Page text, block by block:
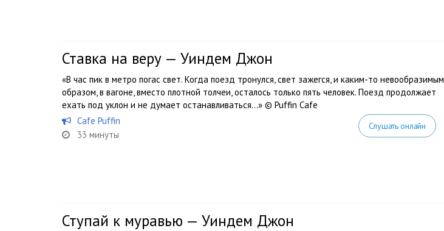
Ставка на веру — Уиндем Джон
«В час пик в метро погас свет. Когда поезд тронулся, свет зажегся, и каким-то невообразимым
образом, в вагоне, вместо плотной толчеи, осталось только пять человек. Поезд продолжает
ехать под уклон и не думает останавливаться...» © Puffin Cafe
Cafe Puffin
33 минуты
Слушать онлайн
Ступай к муравью — Уиндем Джон